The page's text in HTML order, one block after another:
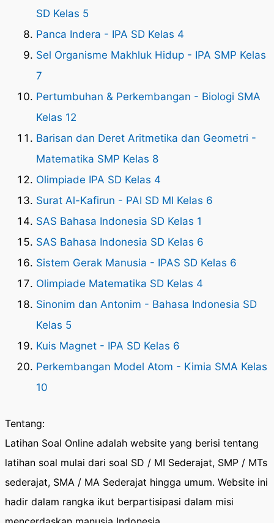
SD Kelas 5
Panca Indera - IPA SD Kelas 4
Sel Organisme Makhluk Hidup - IPA SMP Kelas
7
Pertumbuhan & Perkembangan - Biologi SMA
Kelas 12
Barisan dan Deret Aritmetika dan Geometri -
Matematika SMP Kelas 8
Olimpiade IPA SD Kelas 4
Surat Al-Kafirun - PAI SD MI Kelas 6
SAS Bahasa Indonesia SD Kelas 1
SAS Bahasa Indonesia SD Kelas 6
Sistem Gerak Manusia - IPAS SD Kelas 6
Olimpiade Matematika SD Kelas 4
Sinonim dan Antonim - Bahasa Indonesia SD
Kelas 5
Kuis Magnet - IPA SD Kelas 6
Perkembangan Model Atom - Kimia SMA Kelas
10
Tentang:
Latihan Soal Online adalah website yang berisi tentang
latihan soal mulai dari soal SD / MI Sederajat, SMP / MTs
sederajat, SMA / MA Sederajat hingga umum. Website ini
hadir dalam rangka ikut berpartisipasi dalam misi